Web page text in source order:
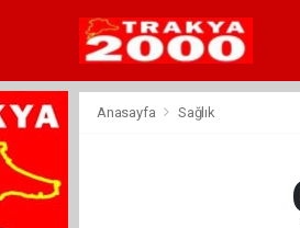
Anasayfa Sağlık